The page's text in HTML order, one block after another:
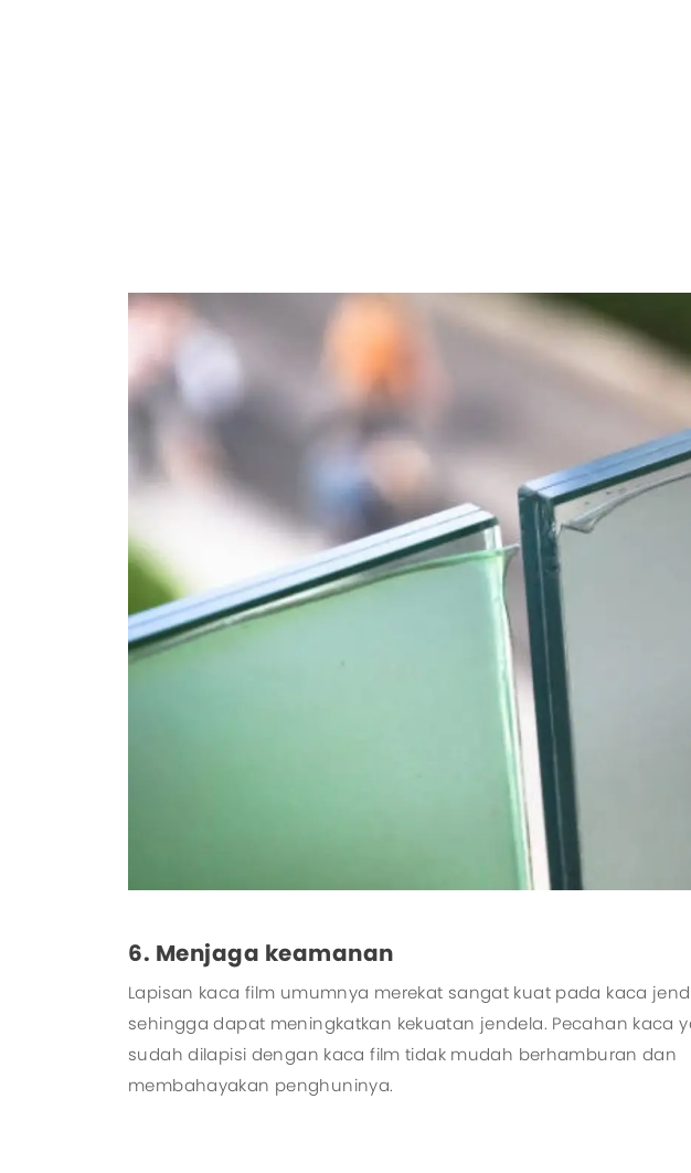
6. Menjaga keamanan
Lapisan kaca film umumnya merekat sangat kuat pada kaca
sehingga dapat meningkatkan kekuatan jendela. Pecahan kaca
sudah dilapisi dengan kaca film tidak mudah berhamburan dan
membahayakan penghuninya.